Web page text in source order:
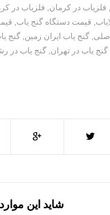
, فلزیاب در کرمان, فلزیاب در
, قیمت دستگاه گنج یاب,
, گنج یاب ایران زمین, گنج
گنج یاب در تهران, گنج یاب در
شاید این